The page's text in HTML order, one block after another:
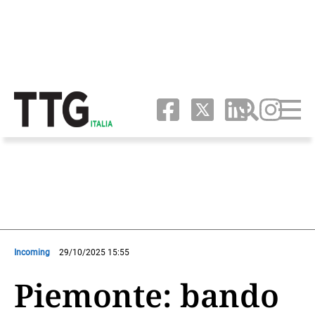
Incoming 29/10/2025 15:55
Piemonte: bando